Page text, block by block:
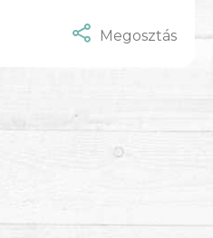
Megosztás